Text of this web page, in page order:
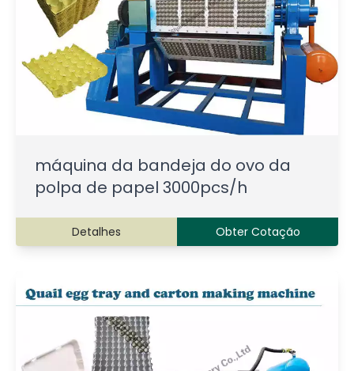
máquina da bandeja do ovo da
polpa de papel 3000pcs/h
Detalhes Obter Cotação